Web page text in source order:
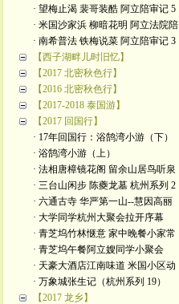
· 望梅止渴 裴哥装酷 阿立陪审记 5
· 米国沙家浜 柳暗花明 阿立法院陪
· 南希普法 铁梅说菜 阿立陪审记 3
【西子湖畔儿时旧忆】
【2017 北密秋色行】
【2016 北密秋色行】
【2017-2018 泰国游】
【2017 回国行】
· 17年回国行：浴鹄湾小游（下）
· 浴鹄湾小游（上）
· 法相唐樟镜花阁 留余山居鸟听泉
· 三台山闲步 陈夔龙墓 杭州系列 2
· 六通古寺 华严第一山--慧因高丽
· 大学同学杭州大聚会拉开序幕
· 青芝坞竹林惬意 家中晚餐小家常
· 青芝坞午餐阿立嫂同学小聚会
· 天豪大酒店江南味道 米国小区动
· 万象城张生记（杭州系列 19）
【2017 龙乡】